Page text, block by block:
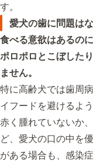
す。
愛犬の歯に問題は
食べる意欲はあるの
ポロポロとこぼした
ません。
特に高齢犬では歯周
イフードを避けるよ
赤く腫れていないか
ど、愛犬の口の中を
がある場合も、感染